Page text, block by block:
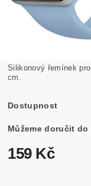
Silikonový řemínek
cm.
Dostupnost
Můžeme doručit do
159 Kč